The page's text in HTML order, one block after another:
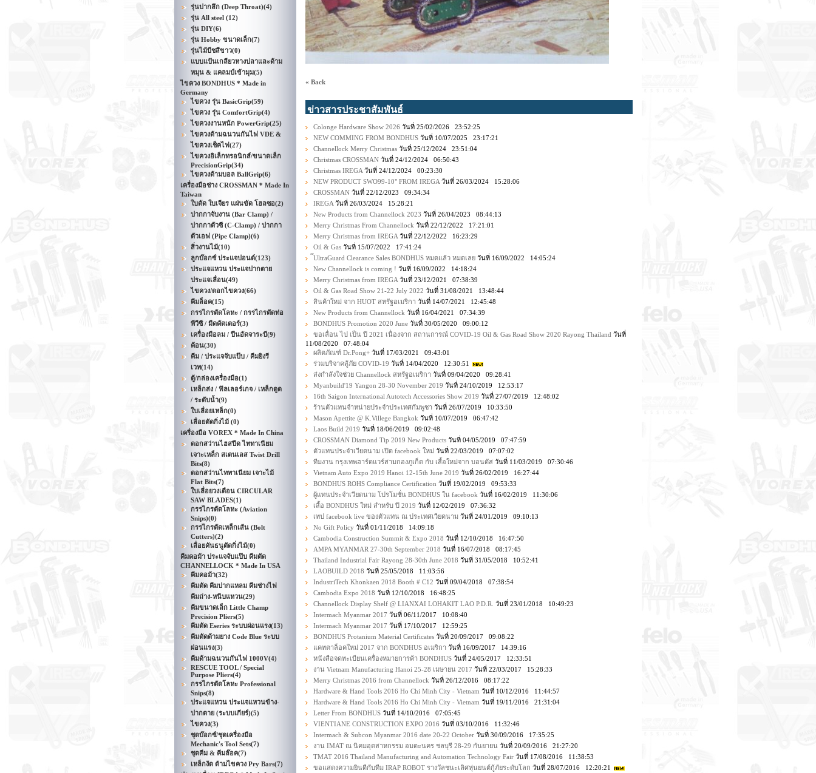
รุ่นปากลึก (Deep Throat)(4)
รุ่น All steel (12)
รุ่น DIY(6)
รุ่น Hobby ขนาดเล็ก(7)
รุ่นไม้บีชสีขาว(0)
แบบแป้นเกลียวหางปลาและด้าม
หมุน & แคลมป์เข้ามุม(5)
ไขควง BONDHUS * Made in
Germany
ไขควง รุ่น BasicGrip(59)
ไขควง รุ่น ComfortGrip(4)
ไขควงงานหนัก PowerGrip(25)
ไขควงด้ามฉนวนกันไฟ VDE &
ไขควงเช็คไฟ(27)
ไขควงอิเล็กทรอนิกส์/ขนาดเล็ก
PrecisionGrip(34)
ไขควงด้ามบอล BallGrip(6)
เครื่องมือช่าง CROSSMAN * Made In
Taiwan
ใบตัด ใบเจียร แผ่นขัด โฮลซอ(2)
ปากกาจับงาน (Bar Clamp) /
ปากกาตัวซี (C-Clamp) / ปากกา
ตัวเอฟ (Pipe Clamp)(6)
สิ่วงานไม้(10)
ลูกบ๊อกซ์ ประแจปอนด์(123)
ประแจแหวน ประแจปากตาย
ประแจเลื่อน(49)
ไขควง/ดอกไขควง(66)
คีมล็อค(15)
กรรไกรตัดโลหะ / กรรไกรตัดท่อ
พีวีซี / มีดคัตเตอร์(3)
เครื่องมือลม / ปืนอัดจาระบี(9)
ค้อน(30)
คีม / ประแจจับแป๊บ / คีมยิงรี
เวท(14)
ตู้/กล่องเครื่องมือ(1)
เหล็กส่ง / ฟิลเลอร์เกจ / เหล็กดูด
/ ระดับน้ำ(9)
ใบเลื่อยเหล็ก(0)
เลื่อยตัดกิ่งไม้ (0)
เครื่องมือ VOREX * Made In China
ดอกสว่านไฮสปีด ไททาเนียม
เจาะเหล็ก สเตนเลส Twist Drill
Bits(8)
ดอกสว่านไททาเนียม เจาะไม้
Flat Bits(7)
ใบเลื่อยวงเดือน CIRCULAR
SAW BLADES(1)
กรรไกรตัดโลหะ (Aviation
Snips)(0)
กรรไกรตัดเหล็กเส้น (Bolt
Cutters)(2)
เลื่อยคันธนูตัดกิ่งไม้(0)
คีมคอม้า ประแจจับแป๊บ คีมตัด
CHANNELLOCK * Made In USA
คีมคอม้า(32)
คีมตัด คีมปากแหลม คีมช่างไฟ
คีมถ่าง-หนีบแหวน(29)
คีมขนาดเล็ก Little Champ
Precision Pliers(5)
คีมตัด Eseries ระบบผ่อนแรง(13)
คีมตัดด้ามยาง Code Blue ระบบ
ผ่อนแรง(3)
คีมด้ามฉนวนกันไฟ 1000V(4)
RESCUE TOOL / Special
Purpose Pliers(4)
กรรไกรตัดโลหะ Professional
Snips(8)
ประแจแหวน ประแจแหวนข้าง-
ปากตาย (ระบบเกียร์)(5)
ไขควง(3)
ชุดบ๊อกซ์/ชุดเครื่องมือ
Mechanic's Tool Sets(7)
ชุดคีม & คีมล๊อค(7)
เหล็กงัด ด้ามไขควง Pry Bars(7)
« Back
ข่าวสารประชาสัมพันธ์
Colonge Hardware Show 2026 วันที่ 25/02/2026 23:52:25
NEW COMMING FROM BONDHUS วันที่ 10/07/2025 23:17:21
Channellock Merry Christmas วันที่ 25/12/2024 23:51:04
Christmas CROSSMAN วันที่ 24/12/2024 06:50:43
Christmas IREGA วันที่ 24/12/2024 00:23:30
NEW PRODUCT SWO99-10" FROM IREGA วันที่ 26/03/2024 15:28:06
CROSSMAN วันที่ 22/12/2023 09:34:34
IREGA วันที่ 26/03/2024 15:28:21
New Products from Channellock 2023 วันที่ 26/04/2023 08:44:13
Merry Christmas From Channellock วันที่ 22/12/2022 17:21:01
Merry Christmas from IREGA วันที่ 22/12/2022 16:23:29
Oil & Gas วันที่ 15/07/2022 17:41:24
๊UltraGuard Clearance Sales BONDHUS หมดแล้ว หมดเลย วันที่ 16/09/2022 14:05:24
New Channellock is coming ! วันที่ 16/09/2022 14:18:24
Merry Christmas from IREGA วันที่ 23/12/2021 07:38:39
Oil & Gas Road Show 21-22 July 2022 วันที่ 31/08/2021 13:48:44
สินค้าใหม่ จาก HUOT สหรัฐอเมริกา วันที่ 14/07/2021 12:45:48
New Products from Channellock วันที่ 16/04/2021 07:34:39
BONDHUS Promotion 2020 June วันที่ 30/05/2020 09:00:12
ขอเลื่อน ไป เป็น ปี 2021 เนื่องจาก สถานการณ์ COVID-19 Oil & Gas Road Show 2020 Rayong Thailand วันที่
11/08/2020 07:48:04
ผลิตภัณฑ์ Dr.Pong+ วันที่ 17/03/2021 09:43:01
ร่วมบริจาคสู้ภัย COVID-19 วันที่ 14/04/2020 12:30:51
ส่งกำลังใจช่วย Channellock สหรัฐอเมริกา วันที่ 09/04/2020 09:28:41
Myanbuild'19 Yangon 28-30 November 2019 วันที่ 24/10/2019 12:53:17
16th Saigon International Autotech Accessories Show 2019 วันที่ 27/07/2019 12:48:02
ร้านตัวแทนจำหน่ายประจำประเทศกัมพูชา วันที่ 26/07/2019 10:33:50
Mason Apettite @ K.Villege Bangkok วันที่ 10/07/2019 06:47:42
Laos Build 2019 วันที่ 18/06/2019 09:02:48
CROSSMAN Diamond Tip 2019 New Products วันที่ 04/05/2019 07:47:59
ตัวแทนประจำเวียดนาม เปิด facebook ใหม่ วันที่ 22/03/2019 07:07:02
ทีมงาน กรุงเทพฮาร์ดแวร์สามกองภูเก็ต กับ เสื้อใหม่จาก บอนดัส วันที่ 11/03/2019 07:30:46
Vietnam Auto Expo 2019 Hanoi 12-15th June 2019 วันที่ 26/02/2019 16:27:44
BONDHUS ROHS Compliance Certification วันที่ 19/02/2019 09:53:33
ผู้แทนประจำเวียดนาม โปรโมชั่น BONDHUS ใน facebook วันที่ 16/02/2019 11:30:06
เสื้อ BONDHUS ใหม่ สำหรับ ปี 2019 วันที่ 12/02/2019 07:36:32
เทป facebook live ของตัวแทน ณ ประเทศเวียดนาม วันที่ 24/01/2019 09:10:13
No Gift Policy วันที่ 01/11/2018 14:09:18
Cambodia Construction Summit & Expo 2018 วันที่ 12/10/2018 16:47:50
AMPA MYANMAR 27-30th September 2018 วันที่ 16/07/2018 08:17:45
Thailand Industrial Fair Rayong 28-30th June 2018 วันที่ 31/05/2018 10:52:41
LAOBUILD 2018 วันที่ 25/05/2018 11:03:56
IndustriTech Khonkaen 2018 Booth # C12 วันที่ 09/04/2018 07:38:54
Cambodia Expo 2018 วันที่ 12/10/2018 16:48:25
Channellock Display Shelf @ LIANXAI LOHAKIT LAO P.D.R. วันที่ 23/01/2018 10:49:23
Intermach Myanmar 2017 วันที่ 06/11/2017 10:08:40
Intermach Myanmar 2017 วันที่ 17/10/2017 12:59:25
BONDHUS Protanium Material Certificates วันที่ 20/09/2017 09:08:22
แคทตาล็อคใหม่ 2017 จาก BONDHUS อเมริกา วันที่ 16/09/2017 14:39:16
หนังสือจดทะเบียนเครื่องหมายการค้า BONDHUS วันที่ 24/05/2017 12:33:51
งาน Vietnam Manufacturing Hanoi 25-28 เมษายน 2017 วันที่ 22/03/2017 15:28:33
Merry Christmas 2016 from Channellock วันที่ 26/12/2016 08:17:22
Hardware & Hand Tools 2016 Ho Chi Minh City - Vietnam วันที่ 10/12/2016 11:44:57
Hardware & Hand Tools 2016 Ho Chi Minh City - Vietnam วันที่ 19/11/2016 21:31:04
Letter From BONDHUS วันที่ 14/10/2016 07:05:45
VIENTIANE CONSTRUCTION EXPO 2016 วันที่ 03/10/2016 11:32:46
Intermach & Subcon Myanmar 2016 date 20-22 October วันที่ 30/09/2016 17:35:25
งาน IMAT ณ นิคมอุตสาหกรรม อมตะนคร ชลบุรี 28-29 กันยายน วันที่ 20/09/2016 21:27:20
TMAT 2016 Thailand Manufacturing and Automation Technology Fair วันที่ 17/08/2016 11:38:53
ขอแสดงความยินดีกับทีม IRAP ROBOT รางวัลชนะเลิศหุ่นยนต์กู้ภัยระดับโลก วันที่ 28/07/2016 12:20:21